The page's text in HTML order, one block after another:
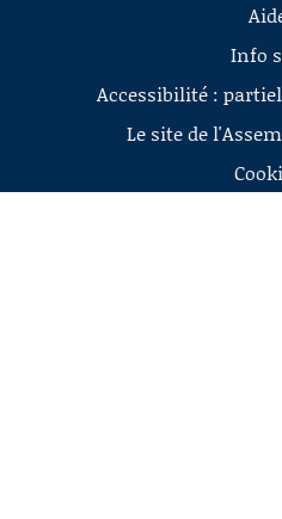
Info
Accessibilité :
Le site de